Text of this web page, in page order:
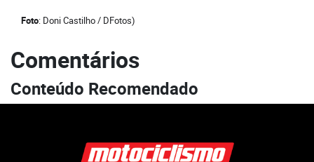
Foto: Doni Castilho / DFotos)
Comentários
Conteúdo Recomendado